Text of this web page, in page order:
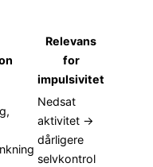
Relevans
for
impulsivitet
Nedsat
aktivitet →
dårligere
selvkontrol